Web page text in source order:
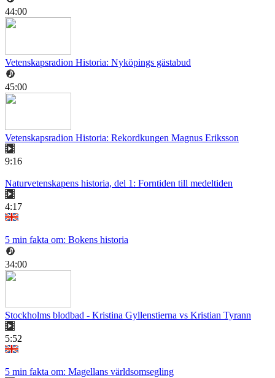
44:00
Vetenskapsradion Historia: Nyköpings gästabud
45:00
Vetenskapsradion Historia: Rekordkungen Magnus Eriksson
9:16
Naturvetenskapens historia, del 1: Forntiden till medeltiden
4:17
5 min fakta om: Bokens historia
34:00
Stockholms blodbad - Kristina Gyllenstierna vs Kristian Tyrann
5:52
5 min fakta om: Magellans världsomsegling